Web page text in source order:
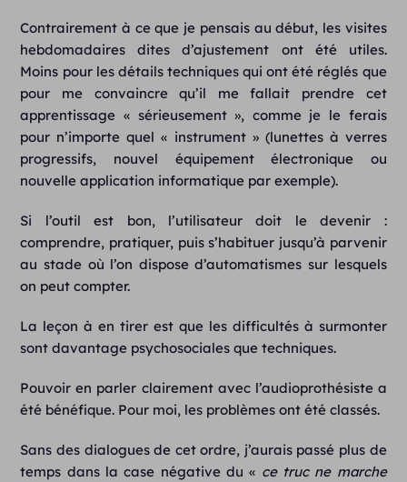
Contrairement à ce que je pensais au début, les visites
hebdomadaires dites d’ajustement ont été utiles.
Moins pour les détails techniques qui ont été réglés que
pour me convaincre qu’il me fallait prendre cet
apprentissage « sérieusement », comme je le ferais
pour n’importe quel « instrument » (lunettes à verres
progressifs, nouvel équipement électronique ou
nouvelle application informatique par exemple).
Si l’outil est bon, l’utilisateur doit le devenir :
comprendre, pratiquer, puis s’habituer jusqu’à parvenir
au stade où l’on dispose d’automatismes sur lesquels
on peut compter.
La leçon à en tirer est que les difficultés à surmonter
sont davantage psychosociales que techniques.
Pouvoir en parler clairement avec l’audioprothésiste a
été bénéfique. Pour moi, les problèmes ont été classés.
Sans des dialogues de cet ordre, j’aurais passé plus de
temps dans la case négative du « ce truc ne marche